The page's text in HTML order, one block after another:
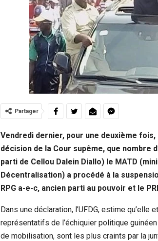
Partager
Vendredi dernier, pour une deuxième
décision de la Cour supême, que nombre
parti de Cellou Dalein Diallo) le MATD
Décentralisation) a procédé à la
RPG a-e-c, ancien parti au pouvoir et le
Dans une déclaration, l’UFDG, estime
représentatifs de l’échiquier politique
de mobilisation, sont les plus craints par la